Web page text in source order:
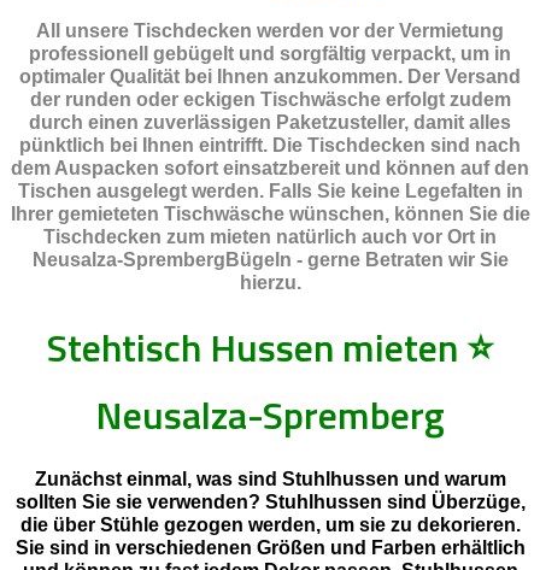
All unsere Tischdecken werden vor der Vermietung
professionell gebügelt und sorgfältig verpackt, um in
optimaler Qualität bei Ihnen anzukommen. Der Versand
der runden oder eckigen Tischwäsche erfolgt zudem
durch einen zuverlässigen Paketzusteller, damit alles
pünktlich bei Ihnen eintrifft. Die Tischdecken sind nach
dem Auspacken sofort einsatzbereit und können auf den
Tischen ausgelegt werden. Falls Sie keine Legefalten in
Ihrer gemieteten Tischwäsche wünschen, können Sie die
Tischdecken zum mieten natürlich auch vor Ort in
Neusalza-SprembergBügeln - gerne Betraten wir Sie
hierzu.
Stehtisch Hussen mieten⭐
Neusalza-Spremberg
Zunächst einmal, was sind Stuhlhussen und warum
sollten Sie sie verwenden? Stuhlhussen sind Überzüge,
die über Stühle gezogen werden, um sie zu dekorieren.
Sie sind in verschiedenen Größen und Farben erhältlich